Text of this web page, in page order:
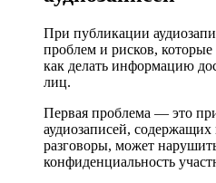
При публикации
проблем и рисков,
как делать информацию
лиц.
Первая проблема — это
аудиозаписей,
разговоры, может
конфиденциальность